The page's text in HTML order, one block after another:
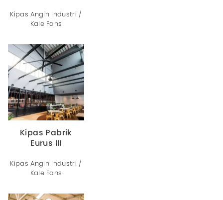
Kipas Angin Industri /
Kale Fans
Kipas Pabrik
Eurus III
Kipas Angin Industri /
Kale Fans